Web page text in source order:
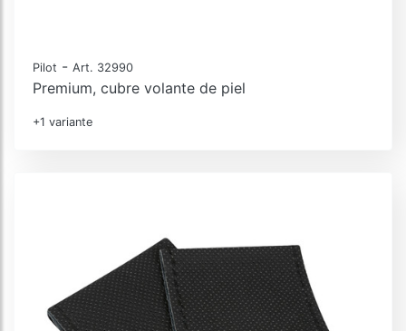
Pilot - Art. 32990
Premium, cubre volante de piel
+1 variante